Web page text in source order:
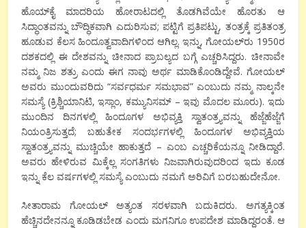
ಹೊಯ್‍ಕೈ ಮಾದರಿಯ ಹೋರಾಟದಲ್ಲಿ ತೊಡಗಿವೆಯೇ ಹೊರತು ಆ
ಸಿದ್ಧಾಂತವನ್ನು ಬೌದ್ಧಿಕವಾಗಿ ಎದುರಿಸುವ; ಪಟ್ಟಿಗೆ ಪ್ರತಿಪಟ್ಟು, ತಂತ್ರಕ್ಕೆ ಪ್ರತಿತಂತ್ರ
ಹೂಡುವ ಕೆಲಸ ಹಿಂದೂತ್ವವಾದಿಗಳಿಂದ ಆಗಿಲ್ಲ. ಇನ್ನು, ಗೋಯಲ್‍ರು 1950ರ
ದಶಕದಲ್ಲಿ ಈ ದೇಶವನ್ನು ಚೀನಾದ ಪ್ರಾಬಲ್ಯದ ಬಗ್ಗೆ ಎಚ್ಚರಿಸಿದ್ದರು. ಚೀನಾವೇ
ನಮ್ಮ ನಿಜ ಶತ್ರು ಎಂದು ಈಗ ನಾವು ಅರ್ಥ ಮಾಡಿಕೊಂಡಿದ್ದೇವೆ. ಗೋಯಲ್
ಅವರು ಮುಂದುವರಿದು “ಸರ್ವಧರ್ಮ ಸಮಭಾವ” ಎಂಬುದು ನಮ್ಮ ನಾಲ್ಕನೇ
ಸಮಸ್ಯೆ (ಕ್ರಿಶ್ಚಿಯಾನಿಟಿ, ಇಸ್ಲಾಂ, ಕಮ್ಯುನಿಸಮ್ – ಇವು ಮೊದಲ ಮೂರು). ಇದು
ಮುಂದಿನ ದಿನಗಳಲ್ಲಿ ಹಿಂದೂಗಳ ಅಭಿವ್ಯಕ್ತಿ ಸ್ವಾತಂತ್ರ್ಯವನ್ನು ಹೆಜ್ಜೆಹೆಜ್ಜೆಗೆ
ನಿಯಂತ್ರಿಸುತ್ತದೆ; ಬಹುತೇಕ ಸಂದರ್ಭಗಳಲ್ಲಿ ಹಿಂದೂಗಳ ಅಭಿವ್ಯಕ್ತಿಯ
ಸ್ವಾತಂತ್ರ್ಯವನ್ನು ಮುಚ್ಚಿಯೇ ಹಾಕುತ್ತದೆ – ಎಂಬ ಎಚ್ಚರಿಕೆಯನ್ನೂ ನೀಡಿದ್ದಾರೆ.
ಅವರು ಹೇಳಿರುವ ಮಿಕ್ಕೆಲ್ಲ ಸಂಗತಿಗಳು ನಿಜವಾಗಿರುವುದರಿಂದ ಇದು ಕೂಡ
ಇನ್ನು ಕೆಲ ವರ್ಷಗಳಲ್ಲಿ ಸಮಸ್ಯೆ ಎಂಬುದು ನಮಗೆ ಅರಿವಿಗೆ ಬರಬಹುದೇನೋ.
ಸೀತಾರಾಮ ಗೋಯಲ್ ಅತ್ಯಂತ ಸರಳವಾಗಿ ಬದುಕಿದರು. ಅಗತ್ಯಕ್ಕಿಂತ
ಹೆಚ್ಚಿನದೇನನ್ನೂ ಕೂಡಿಡಬೇಡ ಎಂದು ಮಗನಿಗೂ ಉಪದೇಶ ಮಾಡಿದ್ದರಂತೆ. ಆ